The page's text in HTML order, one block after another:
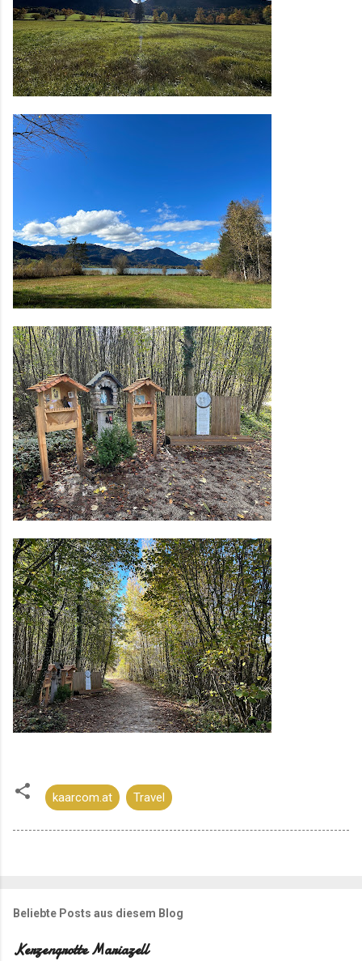
kaarcom.at Travel
Beliebte Posts aus diesem Blog
Kerzengrotte Mariazell